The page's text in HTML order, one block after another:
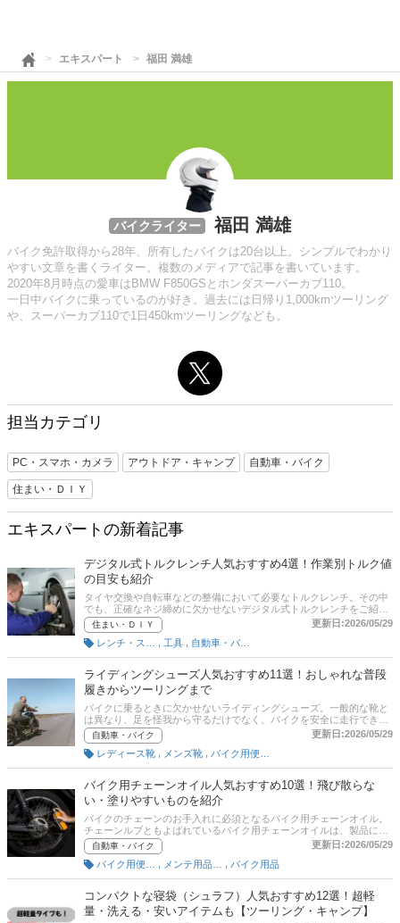
エキスパート 福田 満雄
バイクライター 福田 満雄
バイク免許取得から28年、所有したバイクは20台以上。シンプルでわかり
やすい文章を書くライター。複数のメディアで記事を書いています。
2020年8月時点の愛車はBMW F850GSとホンダスーパーカブ110。
一日中バイクに乗っているのが好き。過去には日帰り1,000kmツーリング
や、スーパーカブ110で1日450kmツーリングなども。
担当カテゴリ
PC・スマホ・カメラ アウトドア・キャンプ 自動車・バイク
住まい・ＤＩＹ
エキスパートの新着記事
デジタル式トルクレンチ人気おすすめ4選！作業別トルク値
の目安も紹介
タイヤ交換や自転車などの整備において必要なトルクレンチ。その中
でも、正確なネジ締めに欠かせないデジタル式トルクレンチをご紹
介。デジタル式を選んだほうがよい理由と、実作業を想定したトルク
値を解説します。記事の後半には、通販サイトの最新人気ランキング
もありますので、売れ筋や口コミをチェックしてみてください。
住まい・ＤＩＹ
更新日:2026/05/29
工具
ライディングシューズ人気おすすめ11選！おしゃれな普段
履きからツーリングまで
バイクに乗るときに欠かせないライディングシューズ。一般的な靴と
は異なり、足を怪我から守るだけでなく、バイクを安全に走行できる
よう、さまざまな工夫がされています。この記事でご紹介する商品
は、バイクライターの福田満雄さんと編集部が厳選。バイクに乗るシ
チュエーションやシューズのタイプ別に、ぴったりなライディングシ
ューズの選び方もあわせてご紹介します。スニーカータイプやブーツ
タイプなど、普段履きもできるおしゃれなデザインのモデル、コスパ
のよい安いライディングシューズもピックアップしています。記事後
半には、比較一覧表、通販サイトの売れ筋人気ランキングもあるの
で、口コミや評判もチェックしてみてください。
自動車・バイク
更新日:2026/05/29
レディース靴
メンズ靴
バイク用チェーンオイル人気おすすめ10選！飛び散らな
い・塗りやすいものを紹介
バイクのチェーンのお手入れに必須となるバイク用チェーンオイル。
チェーンルブともよばれているバイク用チェーンオイルは、製品によ
って粘度や色、様式が異なります。この記事では、バイクライターの
福田 満雄さんのアドバイスをもとに、バイク用チェーンオイルの選び
方とおすすめ商品をご紹介。種類の違いによるメリットや正しい頻
度・頻度のほか、飛び散らない、塗りやすい、メンテしやすいものを
中心に使いやすい商品をピックアップしています。比較一覧表、通販
サイトの売れ筋人気ランキングもあるので、口コミや評判もチェック
してみてください。
自動車・バイク
更新日:2026/05/29
バイク用品
コンパクトな寝袋（シュラフ）人気おすすめ12選！超軽
量・洗える・安いアイテムも【ツーリング・キャンプ】